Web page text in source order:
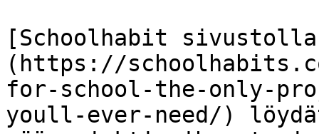
[Schoolhabit
(https://
for-school-the-only-
youll-ever-need/)